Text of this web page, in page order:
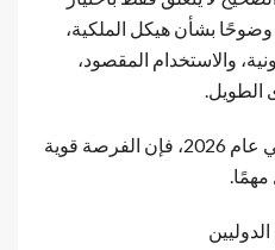
بشأن هيكل الملكية،
والاستخدام المقصود،
الطويل.
بالنسبة للمشترين الدوليين في عام 2026، فإن الفرصة قوية
مهمًا.